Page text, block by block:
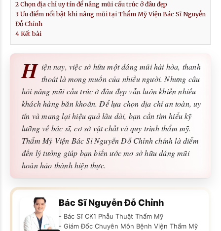
2 Chọn địa chỉ uy tín để nâng mũi cấu trúc ở đâu đẹp
3 Ưu điểm nổi bật khi nâng mũi tại Thẩm Mỹ Viện Bác Sĩ Nguyễn
Đỗ Chỉnh
4 Kết bài
H iện nay, việc sở hữu một dáng mũi hài hòa, thanh
thoát là mong muốn của nhiều người. Nhưng câu
hỏi nâng mũi cấu trúc ở đâu đẹp vẫn luôn khiến nhiều
khách hàng băn khoăn. Để lựa chọn địa chỉ an toàn, uy
tín và mang lại hiệu quả lâu dài, bạn cần tìm hiểu kỹ
lưỡng về bác sĩ, cơ sở vật chất và quy trình thẩm mỹ.
Thẩm Mỹ Viện Bác Sĩ Nguyễn Đỗ Chỉnh chính là điểm
đến lý tưởng giúp bạn biến ước mơ sở hữu dáng mũi
hoàn hảo thành hiện thực.
Bác Sĩ Nguyễn Đỗ Chỉnh
- Bác Sĩ CK1 Phẫu Thuật Thẩm Mỹ
- Giám Đốc Chuyên Môn Bệnh Viện Thẩm Mỹ